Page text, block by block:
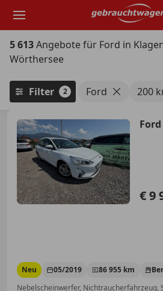
Hauptinhalt
5 613Angebote für Ford in
Wörthersee
Filter 2 Ford 200
€ 9
Neu 05/2019 86 955 km